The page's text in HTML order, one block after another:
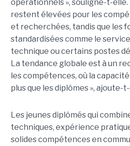
opérationnels », souligne-t-
restent élevées pour les
et recherchées, tandis que les
standardisées comme le
technique ou certains postes
La tendance globale est à un
les compétences, où la
plus que les diplômes », ajoute-
Les jeunes diplômés qui
techniques, expérience
solides compétences en